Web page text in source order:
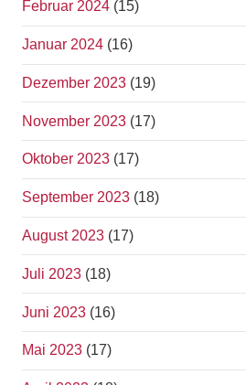
Februar 2024 (15)
Januar 2024 (16)
Dezember 2023 (19)
November 2023 (17)
Oktober 2023 (17)
September 2023 (18)
August 2023 (17)
Juli 2023 (18)
Juni 2023 (16)
Mai 2023 (17)